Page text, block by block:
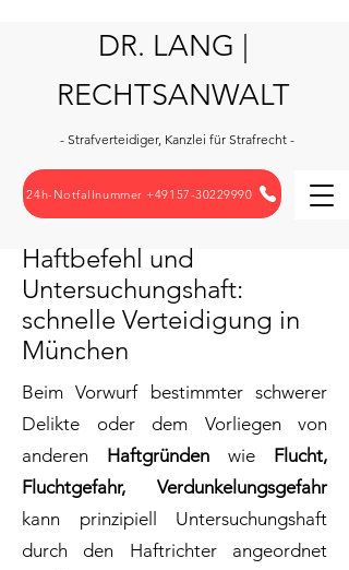
DR. LANG |
RECHTSANWALT
- Strafverteidiger, Kanzlei für Strafrecht -
24h-Notfallnummer +49157-30229990
Haftbefehl und
Untersuchungshaft:
schnelle Verteidigung in
München
Beim Vorwurf bestimmter schwerer
Delikte oder dem Vorliegen von
anderen Haftgründen wie Flucht,
Fluchtgefahr,
Verdunkelungsgefahr
kann prinzipiell Untersuchungshaft
durch den Haftrichter angeordnet